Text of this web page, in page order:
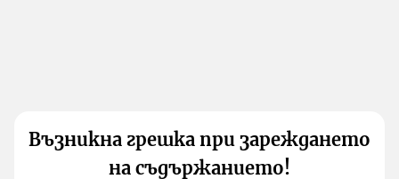
Възникна грешка при зареждането
на съдържанието!